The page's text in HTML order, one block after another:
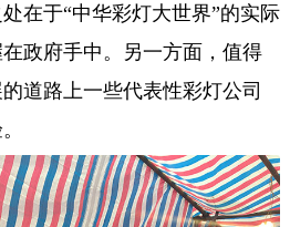
在于“中华彩灯大世界”的实际
政府手中。另一方面，值得
道路上一些代表性彩灯公司